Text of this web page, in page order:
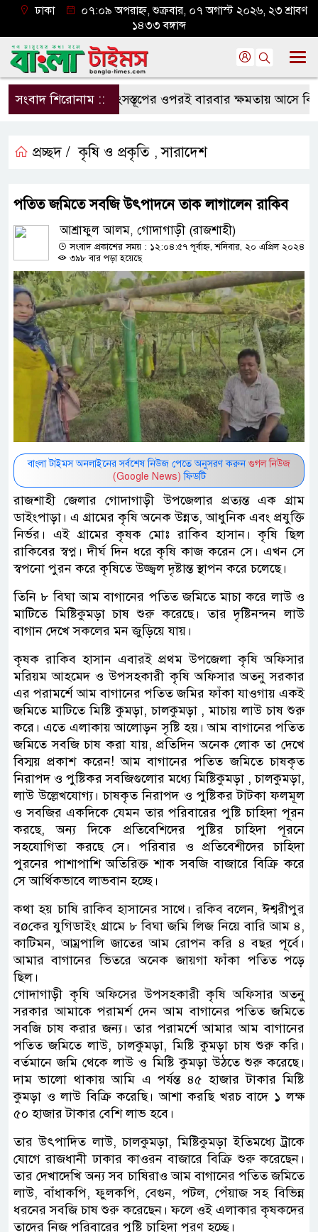
ঢাকা
০৭:০৯ অপরাহ্ন, শুক্রবার, ০৭ অগাস্ট ২০২৬, ২৩ শ্রাবণ
১৪৩৩ বঙ্গাব্দ
সংবাদ শিরোনাম ::ধ্বংসস্তূপের ওপরই বারবার ক্ষমতায় আসে
প্রচ্ছদ / কৃষি ও প্রকৃতি ,সারাদেশ
পতিত জমিতে সবজি উৎপাদনে তাক লাগালেন রাকিব
আশ্রাফুল আলম, গোদাগাড়ী (রাজশাহী)
সংবাদ প্রকাশের সময় : ১২:০৪:৫৭ পূর্বাহ্ন, শনিবার, ২০ এপ্রিল ২০২৪
৩৯৮ বার পড়া হয়েছে
বাংলা টাইমস অনলাইনের সর্বশেষ নিউজ পেতে অনুসরণ করুন গুগল নিউজ
(Google News) ফিডটি
রাজশাহী জেলার গোদাগাড়ী উপজেলার প্রত্যন্ত এক গ্রাম
ডাইংপাড়া। এ গ্রামের কৃষি অনেক উন্নত, আধুনিক এবং প্রযুক্তি
নির্ভর। এই গ্রামের কৃষক মোঃ রাকিব হাসান। কৃষি ছিল
রাকিবের স্বপ্ন। দীর্ঘ দিন ধরে কৃষি কাজ করেন সে। এখন সে
স্বপনো পুরন করে কৃষিতে উজ্জ্বল দৃষ্টান্ত স্থাপন করে চলেছে।
তিনি ৮ বিঘা আম বাগানের পতিত জমিতে মাচা করে লাউ ও
মাটিতে মিষ্টিকুমড়া চাষ শুরু করেছে। তার দৃষ্টিনন্দন লাউ
বাগান দেখে সকলের মন জুড়িয়ে যায়।
কৃষক রাকিব হাসান এবারই প্রথম উপজেলা কৃষি অফিসার
মরিয়ম আহমেদ ও উপসহকারী কৃষি অফিসার অতনু সরকার
এর পরামর্শে আম বাগানের পতিত জমির ফাঁকা যাওগায় একই
জমিতে মাটিতে মিষ্টি কুমড়া, চালকুমড়া , মাচায় লাউ চাষ শুরু
করে। এতে এলাকায় আলোড়ন সৃষ্টি হয়। আম বাগানের পতিত
জমিতে সবজি চাষ করা যায়, প্রতিদিন অনেক লোক তা দেখে
বিস্ময় প্রকাশ করেন! আম বাগানের পতিত জমিতে চাষকৃত
নিরাপদ ও পুষ্টিকর সবজিগুলোর মধ্যে মিষ্টিকুমড়া , চালকুমড়া,
লাউ উল্লেখযোগ্য। চাষকৃত নিরাপদ ও পুষ্টিকর টাটকা ফলমূল
ও সবজির একদিকে যেমন তার পরিবারের পুষ্টি চাহিদা পূরন
করছে, অন্য দিকে প্রতিবেশিদের পুষ্টির চাহিদা পূরনে
সহযোগিতা করছে সে। পরিবার ও প্রতিবেশীদের চাহিদা
পুরনের পাশাপাশি অতিরিক্ত শাক সবজি বাজারে বিক্রি করে
সে আর্থিকভাবে লাভবান হচ্ছে।
কথা হয় চাষি রাকিব হাসানের সাথে। রকিব বলেন, ঈশ্বরীপুর
বøকের যুগিডাইং গ্রামে ৮ বিঘা জমি লিজ নিয়ে বারি আম ৪,
কাটিমন, আম্রপালি জাতের আম রোপন করি ৪ বছর পূর্বে।
আমার বাগানের ভিতরে অনেক জায়গা ফাঁকা পতিত পড়ে
ছিল।
গোদাগাড়ী কৃষি অফিসের উপসহকারী কৃষি অফিসার অতনু
সরকার আমাকে পরামর্শ দেন আম বাগানের পতিত জমিতে
সবজি চাষ করার জন্য। তার পরামর্শে আমার আম বাগানের
পতিত জমিতে লাউ, চালকুমড়া, মিষ্টি কুমড়া চাষ শুরু করি।
বর্তমানে জমি থেকে লাউ ও মিষ্টি কুমড়া উঠতে শুরু করেছে।
দাম ভালো থাকায় আমি এ পর্যন্ত ৪৫ হাজার টাকার মিষ্টি
কুমড়া ও লাউ বিক্রি করেছি। আশা করছি খরচ বাদে ১ লক্ষ
৫০ হাজার টাকার বেশি লাভ হবে।
তার উৎপাদিত লাউ, চালকুমড়া, মিষ্টিকুমড়া ইতিমধ্যে ট্রাকে
যোগে রাজধানী ঢাকার কাওরন বাজারে বিক্রি শুরু করেছেন।
তার দেখাদেখি অন্য সব চাষিরাও আম বাগানের পতিত জমিতে
লাউ, বাঁধাকপি, ফুলকপি, বেগুন, পটল, পেঁয়াজ সহ বিভিন্ন
ধরনের সবজি চাষ শুরু করেছেন। ফলে ওই এলাকার কৃষকদের
তাদের নিজ পরিবারের পুষ্টি চাহিদা পূরণ হচ্ছে।